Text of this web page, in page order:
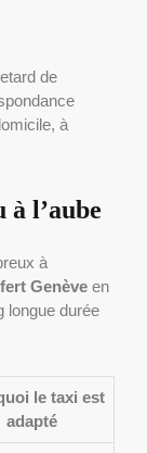
de
à
l’aube
à
Genève en
longue durée
le taxi est
adapté